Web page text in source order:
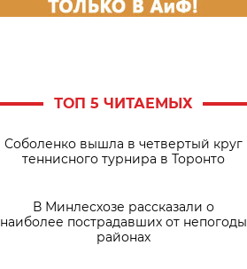
ТОП 5 ЧИТАЕМЫХ
Соболенко вышла в четвертый круг
теннисного турнира в Торонто
В Минлесхозе рассказали о
наиболее пострадавших от непогоды
районах